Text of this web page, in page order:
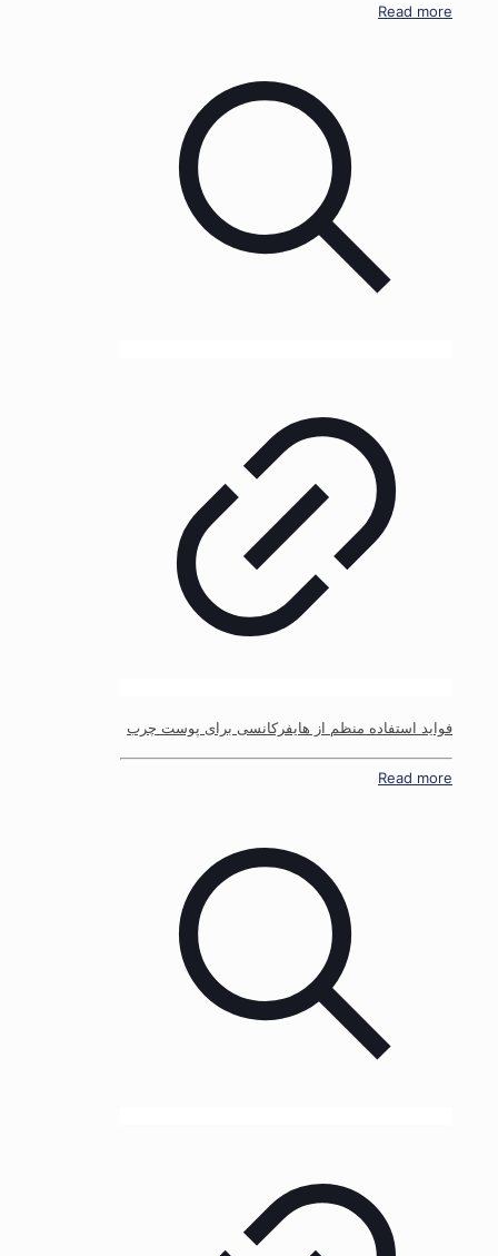
Read more
فواید استفاده منظم از هایفرکانسی برای پوست چرب
Read more